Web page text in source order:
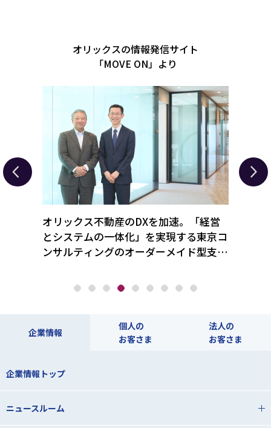
オリックスの情報発信サイト
「MOVE ON」より
オリックス不動産のDXを加速。「経営
とシステムの一体化」を実現する東京コ
ンサルティングのオーダーメイド型支援
企業情報
個人の
お客さま
法人の
お客さま
企業情報トップ
ニュースルーム